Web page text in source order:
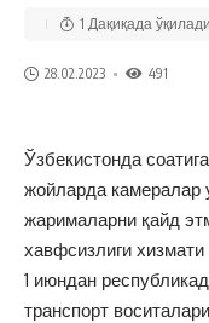
28.02.2023 491
1 Дақиқада ўқилади
Ўзбекистонда
жойларда камералар
жарималарни қайд
хавфсизлиги
1 июндан
транспорт